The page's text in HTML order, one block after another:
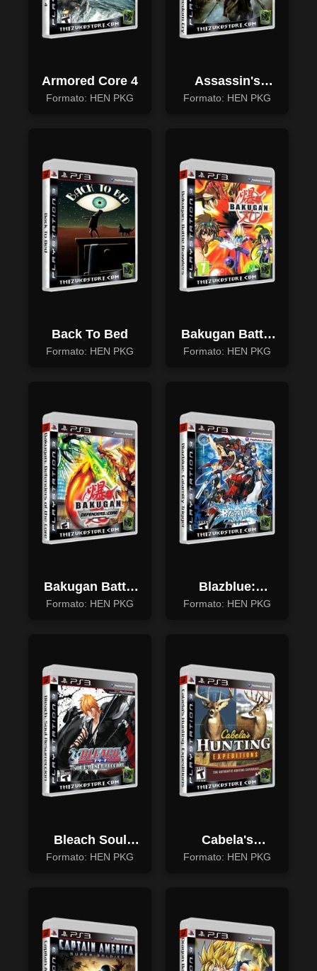
Armored Core 4
Formato: HEN PKG
Assassin's
Creed 4:
Formato: HEN PKG
Back To Bed
Formato: HEN PKG
Bakugan Battle
Brawlers
Formato: HEN PKG
Bakugan Battle
Brawlers:
Formato: HEN PKG
Blazblue:
Calamity Trigger
Formato: HEN PKG
Bleach Soul
Resurreccion
Formato: HEN PKG
Cabela's
Hunting:
Formato: HEN PKG